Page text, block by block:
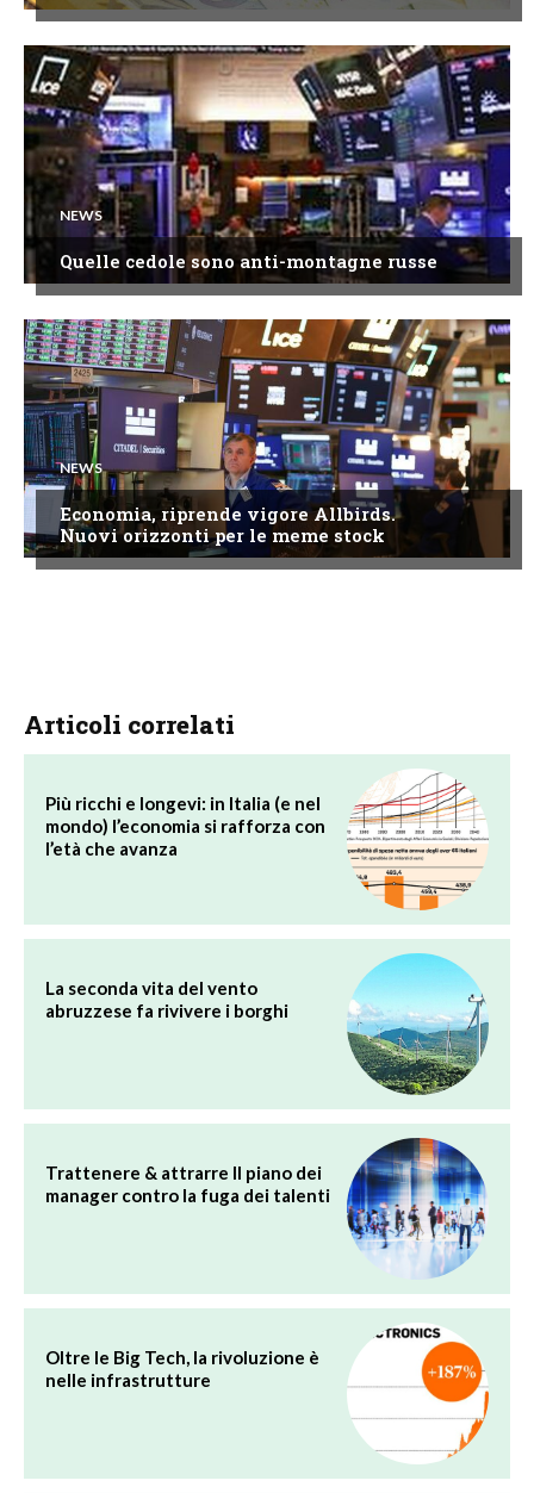
NEWS
Quelle cedole sono anti-montagne russe
NEWS
Economia, riprende vigore Allbirds.
Nuovi orizzonti per le meme stock
Articoli correlati
Più ricchi e longevi: in Italia (e nel
mondo) l’economia si rafforza con
l’età che avanza
La seconda vita del vento
abruzzese fa rivivere i borghi
Trattenere & attrarre Il piano dei
manager contro la fuga dei talenti
Oltre le Big Tech, la rivoluzione è
nelle infrastrutture